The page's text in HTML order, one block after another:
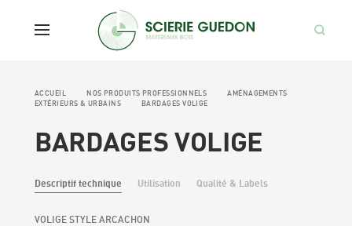
Rechercher:
ACCUEIL NOS PRODUITS PROFESSIONNELS
AMÉNAGEMENTS
EXTÉRIEURS & URBAINS
BARDAGES VOLIGE
BARDAGES VOLIGE
Descriptif technique Utilisation Qualité & Labels
VOLIGE STYLE ARCACHON